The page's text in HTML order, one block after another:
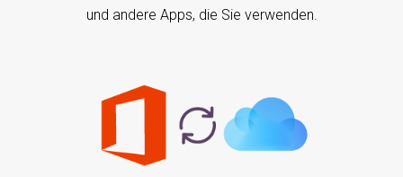
und andere Apps, die Sie verwenden.